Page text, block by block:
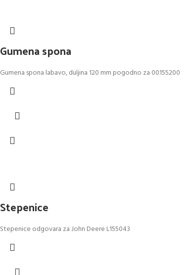
Gumena spona
Gumena spona labavo, duljina 120 mm pogodno za 00155200
Stepenice
Stepenice odgovara za John Deere L155043